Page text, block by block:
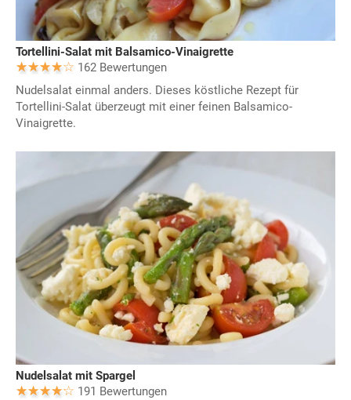
Tortellini-Salat mit Balsamico-Vinaigrette
162 Bewertungen
Nudelsalat einmal anders. Dieses köstliche Rezept für
Tortellini-Salat überzeugt mit einer feinen Balsamico-
Vinaigrette.
Nudelsalat mit Spargel
191 Bewertungen